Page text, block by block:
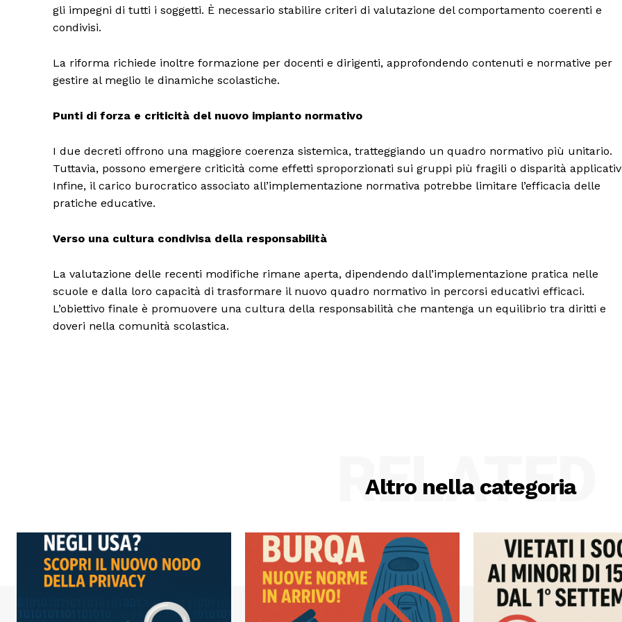
gli impegni di tutti i soggetti. È necessario stabilire criteri di valutazione del comportamento coerenti e
condivisi.
La riforma richiede inoltre formazione per docenti e dirigenti, approfondendo contenuti e normative per
gestire al meglio le dinamiche scolastiche.
Punti di forza e criticità del nuovo impianto normativo
I due decreti offrono una maggiore coerenza sistemica, tratteggiando un quadro normativo più unitario.
Tuttavia, possono emergere criticità come effetti sproporzionati sui gruppi più fragili o disparità
Infine, il carico burocratico associato all’implementazione normativa potrebbe limitare l’efficacia delle
pratiche educative.
Verso una cultura condivisa della responsabilità
La valutazione delle recenti modifiche rimane aperta, dipendendo dall’implementazione pratica nelle
scuole e dalla loro capacità di trasformare il nuovo quadro normativo in percorsi educativi efficaci.
L’obiettivo finale è promuovere una cultura della responsabilità che mantenga un equilibrio tra diritti e
doveri nella comunità scolastica.
Altro nella categoria
RELATED